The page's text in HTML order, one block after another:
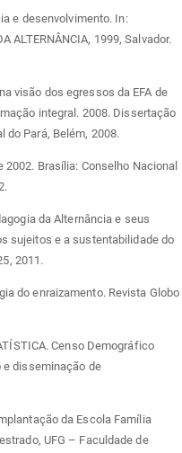
e desenvolvimento. In:
ALTERNÂNCIA, 1999, Salvador.
visão dos egressos da EFA de
integral. 2008. Dissertação
do Pará, Belém, 2008.
2002. Brasília: Conselho Nacional
da Alternância e seus
sujeitos e a sustentabilidade do
2011.
do enraizamento. Revista Globo
Censo Demográfico
e disseminação de
da Escola Família
UFG – Faculdade de